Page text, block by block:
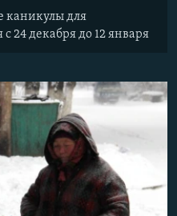
каникулы для
24 декабря до 12 января